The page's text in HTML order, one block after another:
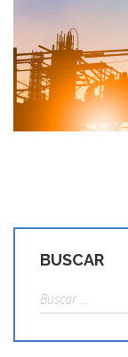
BUSCAR
Buscar: